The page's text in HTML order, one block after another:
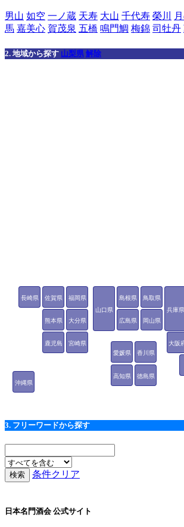
男山 如空 一ノ蔵 天寿 大山 千代寿 榮川
馬 嘉美心 賀茂泉 五橋 鳴門鯛 梅錦 司牡丹
2. 地域から探す 山梨県 解除
大阪
兵庫県
鳥取県
島根県
岡山県
広島県
山口県
徳島県
香川県
愛媛県
高知県
福岡県
佐賀県
長崎県
熊本県 大分県
宮崎県
鹿児島
沖縄県
3. フリーワードから探す
条件クリア
日本名門酒会 公式サイト